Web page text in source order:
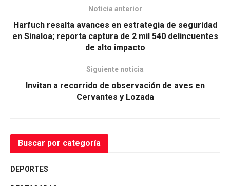
Noticia anterior
Harfuch resalta avances en estrategia de seguridad
en Sinaloa; reporta captura de 2 mil 540 delincuentes
de alto impacto
Siguiente noticia
Invitan a recorrido de observación de aves en
Cervantes y Lozada
Buscar por categoría
DEPORTES